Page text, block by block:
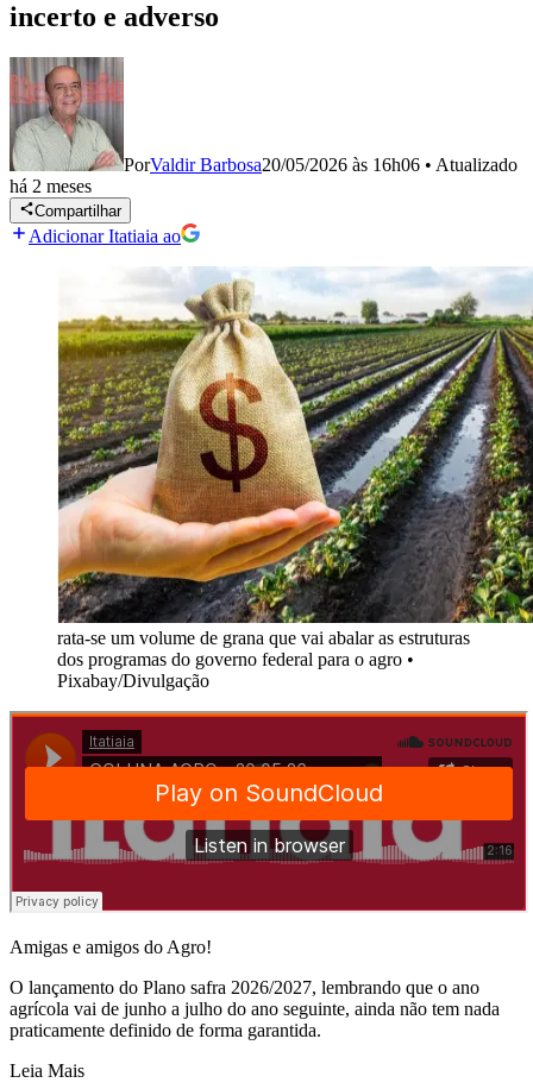
incerto e adverso
PorValdir Barbosa20/05/2026 às 16h06 • Atualizado
há 2 meses
Compartilhar
Adicionar Itatiaia ao
rata-se um volume de grana que vai abalar as estruturas
dos programas do governo federal para o agro •
Pixabay/Divulgação
Amigas e amigos do Agro!
O lançamento do Plano safra 2026/2027, lembrando que o ano
agrícola vai de junho a julho do ano seguinte, ainda não tem nada
praticamente definido de forma garantida.
Leia Mais